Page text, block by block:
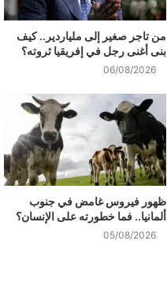
من تاجر صغير إلى ملياردير.. كيف
بنى أغنى رجل في إفريقيا ثروته؟
06/08/2026
ظهور فيروس غامض في جنوب
ألمانيا.. فما خطورته على الإنسان؟
05/08/2026